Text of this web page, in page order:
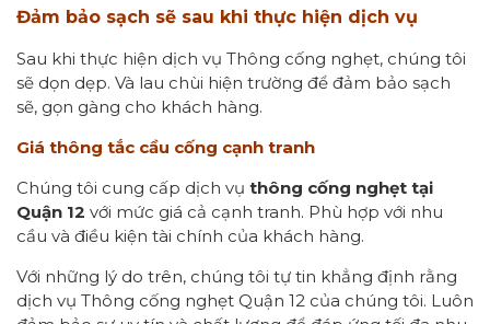
Đảm bảo sạch sẽ sau khi thực hiện dịch vụ
Sau khi thực hiện dịch vụ Thông cống nghẹt, chúng tôi
sẽ dọn dẹp. Và lau chùi hiện trường để đảm bảo sạch
sẽ, gọn gàng cho khách hàng.
Giá thông tắc cầu cống cạnh tranh
Chúng tôi cung cấp dịch vụ thông cống nghẹt tại
Quận 12 với mức giá cả cạnh tranh. Phù hợp với nhu
cầu và điều kiện tài chính của khách hàng.
Với những lý do trên, chúng tôi tự tin khẳng định rằng
dịch vụ Thông cống nghẹt Quận 12 của chúng tôi. Luôn